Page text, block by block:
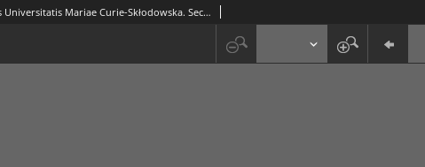
Annales Universitatis Mariae Curie-Skłodowska. Sectio H, Oeconomia, Vol. 46 (2012), 4 - spis treści